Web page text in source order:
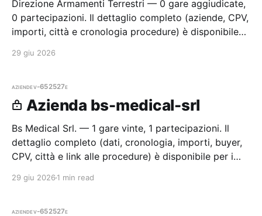
Direzione Armamenti Terrestri — 0 gare aggiudicate,
0 partecipazioni. Il dettaglio completo (aziende, CPV,
importi, città e cronologia procedure) è disponibile
29 giu 2026
aziendev-652527e
Azienda bs-medical-srl
Bs Medical Srl. — 1 gare vinte, 1 partecipazioni. Il
dettaglio completo (dati, cronologia, importi, buyer,
CPV, città e link alle procedure) è disponibile per i
29 giu 2026 1 min read
aziendev-652527e